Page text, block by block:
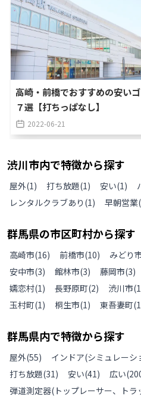
高崎・前橋でおすすめの安い
７選【打ちっぱなし】
2022-06-21
渋川市内で特徴から探す
屋外(1) 打ち放題(1) 安い(1)
レンタルクラブあり (1) 早朝営業(
群馬県の市区町村から探す
高崎市(16) 前橋市(10) みどり
安中市(3) 館林市(3) 藤岡市(3)
嬬恋村(1) 長野原町(2) 渋川市(1
玉村町(1) 桐生市(1) 東吾妻町(1
群馬県内で特徴から探す
屋外(55) インドア(シミュレーシ
打ち放題(31) 安い(41) 広い
弾道測定器(トップレーサー、トラ